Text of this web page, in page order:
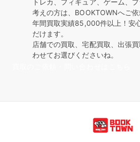
トレカ、フィギュア、ゲーム、
考えの方は、BOOKTOWNへご依
年間買取実績85,000件以上！安
だけます。
店舗での買取、宅配買取、出張
わせてお選びくださいね。